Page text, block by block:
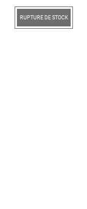
RUPTURE DE STOCK